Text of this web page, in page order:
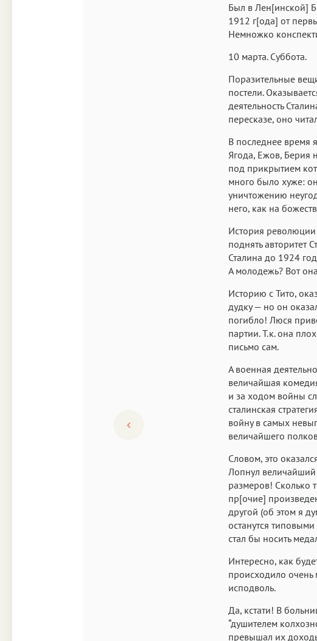
Был в Лен[инской]
1912 г[ода] от
Немножко
10 марта. Суббота.
Поразительные
постели.
деятельность
пересказе, оно
В последнее время
Ягода, Ежов, Берия
под прикрытием
много было хуже:
уничтожению
него, как на
История
поднять авторитет
Сталина до 1924
А молодежь? Вот
Историю с Тито,
дудку — но он
погибло! Люся
партии. Т.к. она
письмо сам.
А военная
величайшая
и за ходом войны
сталинская
войну в самых
величайшего
Словом, это
Лопнул
размеров! Сколько
пр[очие]
другой (об этом я
останутся
стал бы носить
Интересно, как
происходило очень
исподволь.
Да, кстати! В
“душителем
превышал их